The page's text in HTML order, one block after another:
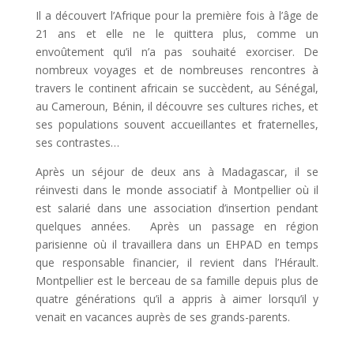
Il a découvert l’Afrique pour la première fois à l’âge de
21 ans et elle ne le quittera plus, comme un
envoûtement qu’il n’a pas souhaité exorciser. De
nombreux voyages et de nombreuses rencontres à
travers le continent africain se succèdent, au Sénégal,
au Cameroun, Bénin, il découvre ses cultures riches, et
ses populations souvent accueillantes et fraternelles,
ses contrastes…
Après un séjour de deux ans à Madagascar, il se
réinvesti dans le monde associatif à Montpellier où il
est salarié dans une association d’insertion pendant
quelques années. Après un passage en région
parisienne où il travaillera dans un EHPAD en temps
que responsable financier, il revient dans l’Hérault.
Montpellier est le berceau de sa famille depuis plus de
quatre générations qu’il a appris à aimer lorsqu’il y
venait en vacances auprès de ses grands-parents.